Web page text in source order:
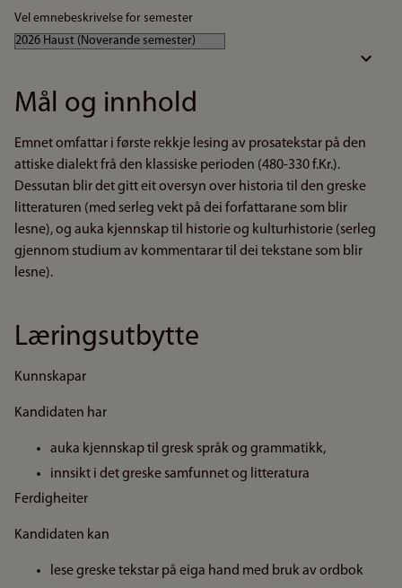
Vel emnebeskrivelse for semester
Mål og innhold
Emnet omfattar i første rekkje lesing av prosatekstar på den
attiske dialekt frå den klassiske perioden (480-330 f.Kr.).
Dessutan blir det gitt eit oversyn over historia til den greske
litteraturen (med serleg vekt på dei forfattarane som blir
lesne), og auka kjennskap til historie og kulturhistorie (serleg
gjennom studium av kommentarar til dei tekstane som blir
lesne).
Læringsutbytte
Kunnskapar
Kandidaten har
auka kjennskap til gresk språk og grammatikk,
innsikt i det greske samfunnet og litteratura
Ferdigheiter
Kandidaten kan
lese greske tekstar på eiga hand med bruk av ordbok